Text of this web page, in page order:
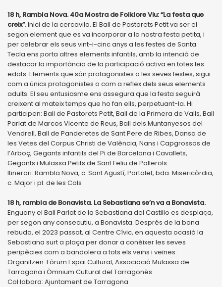
18 h, Rambla Nova. 40a Mostra de Folklore Viu: “La festa que
creix”.Inici de la cercavila. El Ball de Pastorets Petit va ser el
segon element que es va incorporar a la nostra festa petita, i
per celebrar els seus vint-i-cinc anys a les festes de Santa
Tecla ens porta altres elements infantils, amb la intenció de
destacar la importància de la participació activa en totes les
edats. Elements que són protagonistes a les seves festes, sigui
com a únics protagonistes o com a reflex dels seus elements
adults. El seu entusiasme ens assegura que la festa seguirà
creixent al mateix temps que ho fan ells, perpetuant-la. Hi
participen: Ball de Pastorets Petit, Ball de la Primera de Valls, Ball
Parlat de Marcos Vicente de Reus, Ball dels Muntanyesos del
Vendrell, Ball de Panderetes de Sant Pere de Ribes, Dansa de
les Vetes del Corpus Christi de València, Nans i Capgrossos de
l’Arboç, Gegants infantils del Pi de Barcelona i Cavallets,
Gegants i Mulassa Petits de Sant Feliu de Pallerols.
Itinerari: Rambla Nova, c. Sant Agustí, Portalet, bda. Misericòrdia,
c. Major i pl. de les Cols
18 h, rambla de Bonavista. La Sebastiana se’n va a Bonavista.
Enguany el Ball Parlat de la Sebastiana del Castillo es desplaça,
per segon any consecutiu, a Bonavista. Després de la bona
rebuda, el 2023 passat, al Centre Cívic, en aquesta ocasió la
Sebastiana surt a plaça per donar a conèixer les seves
peripècies com a bandolera a tots els veïns i veïnes.
Organitzen: Fòrum Espai Cultural, Associació Mulassa de
Tarragona i Òmnium Cultural del Tarragonès
Col·labora: Ajuntament de Tarragona